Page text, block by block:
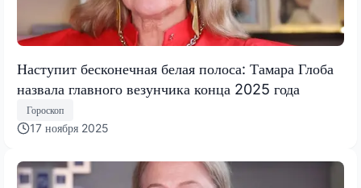
Наступит бесконечная белая полоса: Тамара Глоба
назвала главного везунчика конца 2025 года
Гороскоп
17 ноября 2025